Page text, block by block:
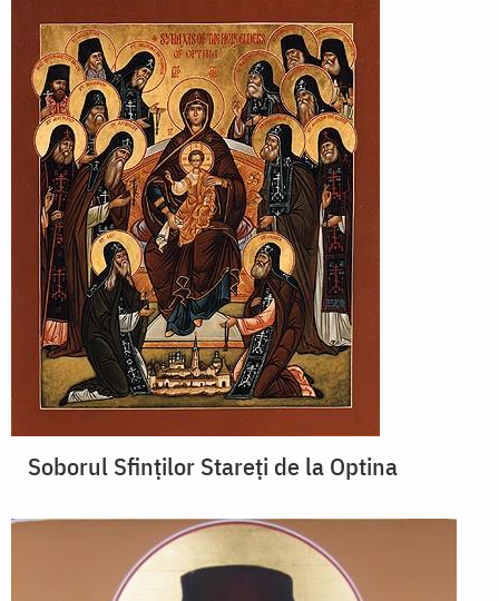
Soborul Sfinţilor Stareţi de la Optina